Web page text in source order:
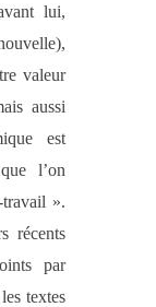
lui,
,
valeur
aussi
est
l’on
».
récents
par
textes